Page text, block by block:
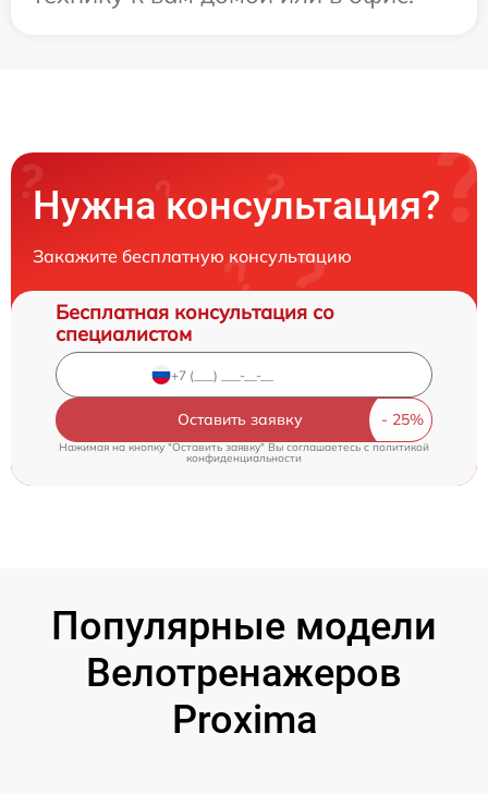
Нужна консультация?
Закажите бесплатную консультацию
Бесплатная консультация со
специалистом
Оставить заявку
Нажимая на кнопку "Оставить заявку" Вы соглашаетесь cполитикой
конфиденциальности
Популярные модели
Велотренажеров
Proxima